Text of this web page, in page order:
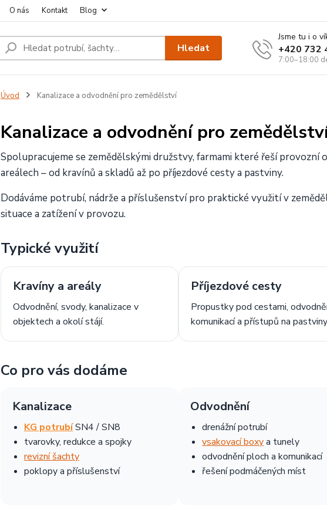
O nás Kontakt Blog
Hledat
Jsme tu i o
+420 732
7:00–18:00
Úvod Kanalizace a odvodnění pro zemědělství
Kanalizace a odvodnění pro
Spolupracujeme se zemědělskými družstvy, farmami které řeší provozní
areálech – od kravínů a skladů až po příjezdové cesty a pastviny.
Dodáváme potrubí, nádrže a příslušenství pro praktické využití v
situace a zatížení v provozu.
Typické využití
Kravíny a areály
Odvodnění, svody, kanalizace v
objektech a okolí stájí.
Příjezdové cesty
Propustky pod cestami,
komunikací a přístupů na
Co pro vás dodáme
Kanalizace
KG potrubíSN4 / SN8
tvarovky, redukce a spojky
revizní šachty
poklopy a příslušenství
Odvodnění
drenážní potrubí
vsakovací boxya tunely
odvodnění ploch a komunikací
řešení podmáčených míst